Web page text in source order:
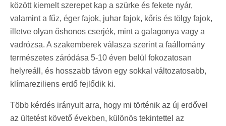
között kiemelt szerepet kap a szürke és fekete nyár,
valamint a fűz, éger fajok, juhar fajok, kőris és tölgy fajok,
illetve olyan őshonos cserjék, mint a galagonya vagy a
vadrózsa. A szakemberek válasza szerint a faállomány
természetes záródása 5-10 éven belül fokozatosan
helyreáll, és hosszabb távon egy sokkal változatosabb,
klímareziliens erdő fejlődik ki.
Több kérdés irányult arra, hogy mi történik az új erdővel
az ültetést követő években, különös tekintettel az